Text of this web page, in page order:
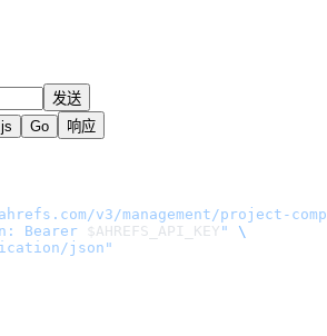
发送
Go 响应
v3/management/project-
Bearer $AHREFS_API_KEY "
\
json"